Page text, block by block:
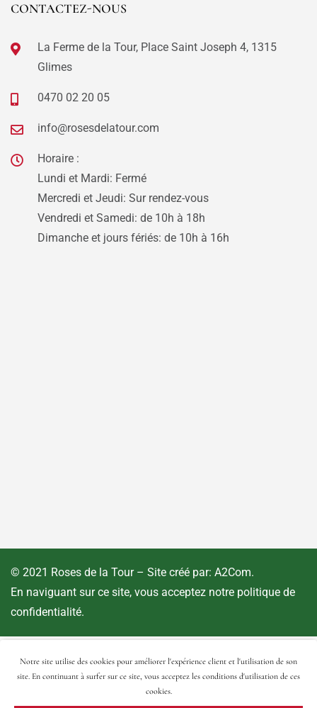
CONTACTEZ-NOUS
La Ferme de la Tour, Place Saint Joseph 4, 1315
Glimes
0470 02 20 05
info@rosesdelatour.com
Horaire :
Lundi et Mardi: Fermé
Mercredi et Jeudi: Sur rendez-vous
Vendredi et Samedi: de 10h à 18h
Dimanche et jours fériés: de 10h à 16h
© 2021 Roses de la Tour – Site créé par: A2Com.
En naviguant sur ce site, vous acceptez notre politique de
confidentialité.
Notre site utilise des cookies pour améliorer l'expérience client et l'utilisation de son
site. En continuant à surfer sur ce site, vous acceptez les conditions d'utilisation de ces
cookies.